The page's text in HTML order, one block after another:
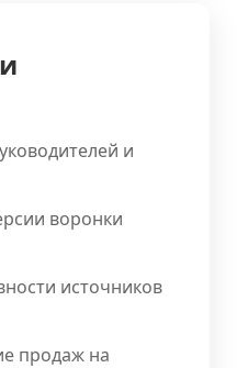
и
воронки
источников
продаж на